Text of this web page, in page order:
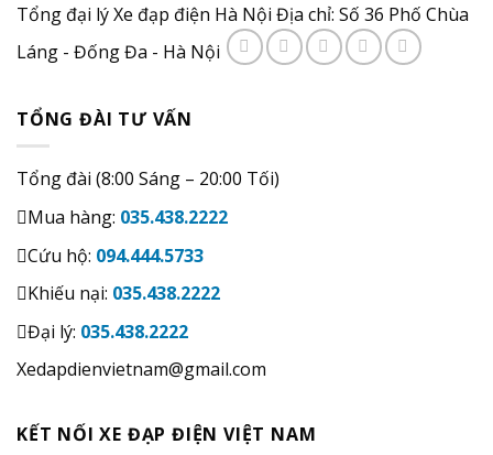
Tổng đại lý Xe đạp điện Hà Nội Địa chỉ: Số 36 Phố Chùa
Láng - Đống Đa - Hà Nội
TỔNG ĐÀI TƯ VẤN
Tổng đài (8:00 Sáng – 20:00 Tối)
Mua hàng: 035.438.2222
Cứu hộ: 094.444.5733
Khiếu nại: 035.438.2222
Đại lý: 035.438.2222
Xedapdienvietnam@gmail.com
KẾT NỐI XE ĐẠP ĐIỆN VIỆT NAM